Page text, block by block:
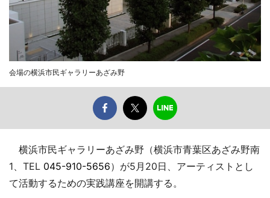
会場の横浜市民ギャラリーあざみ野
横浜市民ギャラリーあざみ野（横浜市青葉区あざみ野南
1、TEL 045-910-5656）が5月20日、アーティストとし
て活動するための実践講座を開講する。